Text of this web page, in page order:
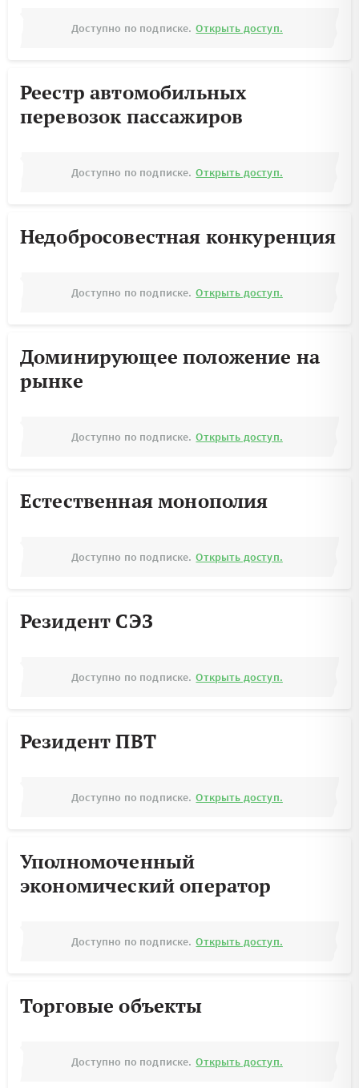
Доступно по подписке. Открыть доступ.
Реестр автомобильных
перевозок пассажиров
Доступно по подписке. Открыть доступ.
Недобросовестная конкуренция
Доступно по подписке. Открыть доступ.
Доминирующее положение на
рынке
Доступно по подписке. Открыть доступ.
Естественная монополия
Доступно по подписке. Открыть доступ.
Резидент СЭЗ
Доступно по подписке. Открыть доступ.
Резидент ПВТ
Доступно по подписке. Открыть доступ.
Уполномоченный
экономический оператор
Доступно по подписке. Открыть доступ.
Торговые объекты
Доступно по подписке. Открыть доступ.